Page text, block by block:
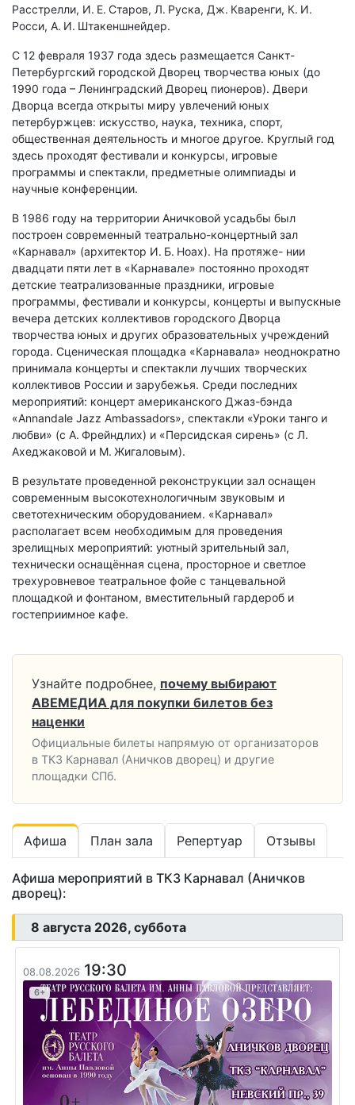
Расстрелли, И. Е. Старов, Л. Руска, Дж. Кваренги, К. И.
Росси, А. И. Штакеншнейдер.
С 12 февраля 1937 года здесь размещается Санкт-
Петербургский городской Дворец творчества юных (до
1990 года – Ленинградский Дворец пионеров). Двери
Дворца всегда открыты миру увлечений юных
петербуржцев: искусство, наука, техника, спорт,
общественная деятельность и многое другое. Круглый год
здесь проходят фестивали и конкурсы, игровые
программы и спектакли, предметные олимпиады и
научные конференции.
В 1986 году на территории Аничковой усадьбы был
построен современный театрально-концертный зал
«Карнавал» (архитектор И. Б. Ноах). На протяже- нии
двадцати пяти лет в «Карнавале» постоянно проходят
детские театрализованные праздники, игровые
программы, фестивали и конкурсы, концерты и выпускные
вечера детских коллективов городского Дворца
творчества юных и других образовательных учреждений
города. Сценическая площадка «Карнавала» неоднократно
принимала концерты и спектакли лучших творческих
коллективов России и зарубежья. Среди последних
мероприятий: концерт американского Джаз-бэнда
«Annandale Jazz Ambassadors», спектакли «Уроки танго и
любви» (с А. Фрейндлих) и «Персидская сирень» (с Л.
Ахеджаковой и М. Жигаловым).
В результате проведенной реконструкции зал оснащен
современным высокотехнологичным звуковым и
светотехническим оборудованием. «Карнавал»
располагает всем необходимым для проведения
зрелищных мероприятий: уютный зрительный зал,
технически оснащённая сцена, просторное и светлое
трехуровневое театральное фойе с танцевальной
площадкой и фонтаном, вместительный гардероб и
гостеприимное кафе.
Узнайте подробнее, почему выбирают
АВЕМЕДИА для покупки билетов без
наценки
Официальные билеты напрямую от организаторов
в ТКЗ Карнавал (Аничков дворец) и другие
площадки СПб.
Афиша План зала Репертуар Отзывы
Афиша мероприятий в ТКЗ Карнавал (Аничков
дворец):
8 августа 2026, суббота
08.08.2026 19:30
6+